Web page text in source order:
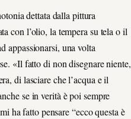
dettata dalla pittura
con l’olio, la tempera su tela o il
appassionarsi, una volta
«Il fatto di non disegnare niente,
di lasciare che l’acqua e il
se in verità è poi sempre
ha fatto pensare “ecco questa è